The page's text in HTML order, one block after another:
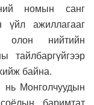
номын санг
үйл ажиллагааг
олон нийтийн
тайлбаргүйгээр
байна.
Монголчуудын
баримтат